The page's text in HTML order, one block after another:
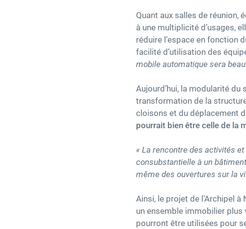
Quant aux salles de réunion,
à une multiplicité d’usages,
réduire l’espace en fonction
facilité d’utilisation des
mobile automatique sera
Aujourd’hui, la modularité du
transformation de la
cloisons et du déplacement
pourrait bien être celle de la
« La rencontre des activités
consubstantielle à un
même des ouvertures sur la
Ainsi, le projet de l’Archipel
un ensemble immobilier plus
pourront être utilisées pour